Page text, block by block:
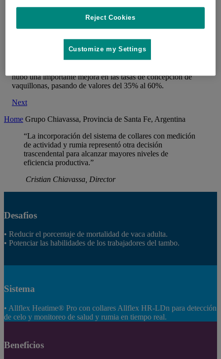
Grupo Chiavassa, Provincia de Santa
Actualmente no hay personas abocadas a la detección de celo
ya que se realiza completamente a través de los collares. Esto
permitió reorganizar labores dentro del equipo e incorporar
hubo una importante mejora en las tasas de concepción de
vaquillonas, pasando de valores del 35% al 60%.
Next
Home Grupo Chiavassa, Provincia de Santa Fe, Argentina
“La incorporación del sistema de collares con medición
de actividad y rumia representó otra decisión
trascendental para alcanzar mayores niveles de
eficiencia productiva.”
Cristian Chiavassa, Director
Desafios
• Reducir el porcentaje de mortalidad de vaca adulta.
• Potenciar las habilidades de los trabajadores del tambo.
Sistema
• Allflex Heatime® Pro con collares Allflex HR-LDn para detección
de celo y monitoreo de salud y rumia en tiempo real.
Beneficios
Reject Cookies
Customize my Settings